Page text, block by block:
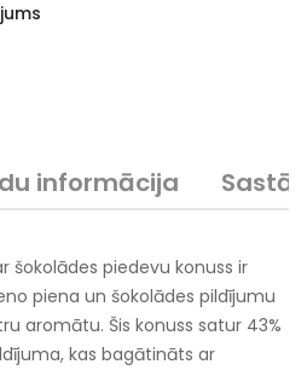
informācija
šokolādes piedevu konuss ir
piena un šokolādes pildījumu
aromātu. Šis konuss satur 43%
kas bagātināts ar